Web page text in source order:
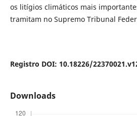
os litígios climáticos mais
tramitam no Supremo Tribunal
Registro DOI: 10.18226/
Downloads